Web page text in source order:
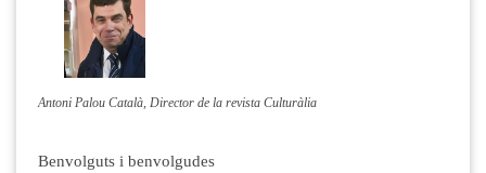
Antoni Palou Català, Director de la revista Culturàlia
Benvolguts i benvolgudes